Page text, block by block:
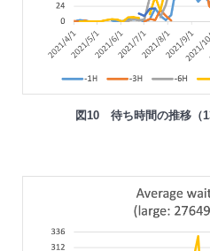
図10 待ち時間の推移（